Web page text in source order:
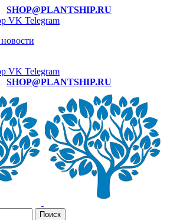
SHOP@PLANTSHIP.RU
VK Telegram
VK Telegram
SHOP@PLANTSHIP.RU
Поиск